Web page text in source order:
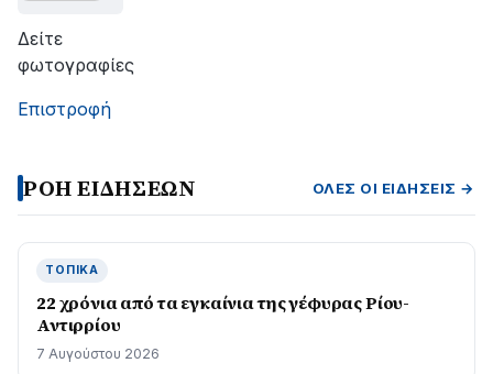
Δείτε
φωτογραφίες
Επιστροφή
ΡΟΗ ΕΙΔΗΣΕΩΝ ΌΛΕΣ ΟΙ ΕΙΔΉΣΕΙΣ →
ΤΟΠΙΚΆ
22 χρόνια από τα εγκαίνια της γέφυρας Ρίου-
Αντιρρίου
7 Αυγούστου 2026